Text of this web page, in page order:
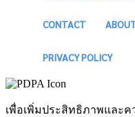
CONTACT
PRIVACY POLICY
เพื่อเพิ่มประสิทธิภาพและค